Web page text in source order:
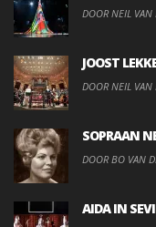
DOOR NEIL VAN
JOOST
DOOR NEIL VAN
SOPRAAN
DOOR BO VAN
AIDA IN